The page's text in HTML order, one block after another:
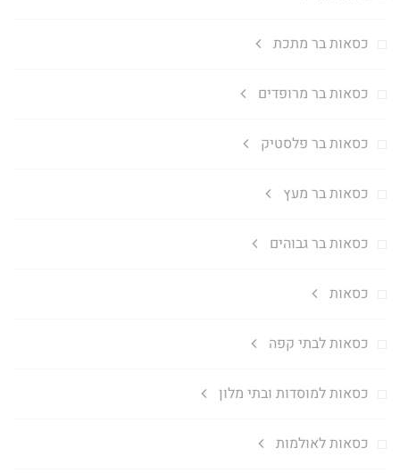
כסאות בר מתכת
כסאות בר מרופדים
כסאות בר פלסטיק
כסאות בר מעץ
כסאות בר גבוהים
כסאות
כסאות לבתי קפה
כסאות למוסדות ובתי מלון
כסאות לאולמות